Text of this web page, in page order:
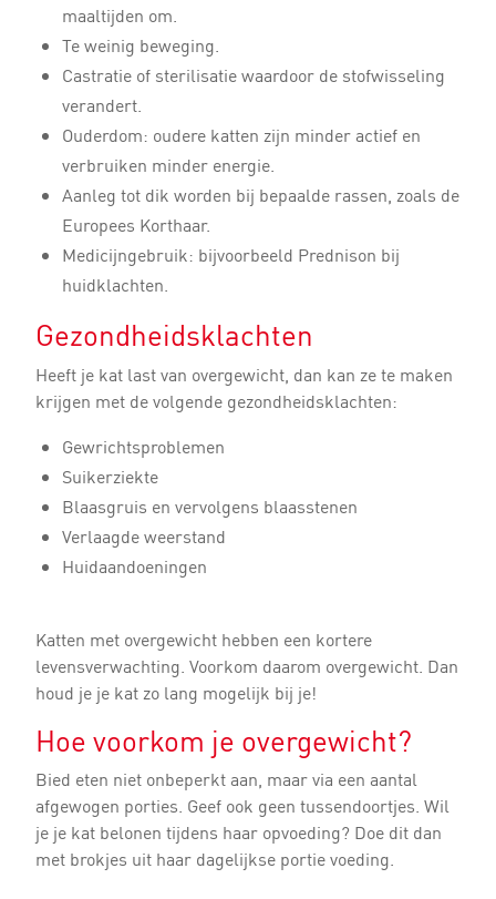
maaltijden om.
Te weinig beweging.
Castratie of sterilisatie waardoor de stofwisseling
verandert.
Ouderdom: oudere katten zijn minder actief en
verbruiken minder energie.
Aanleg tot dik worden bij bepaalde rassen, zoals de
Europees Korthaar.
Medicijngebruik: bijvoorbeeld Prednison bij
huidklachten.
Gezondheidsklachten
Heeft je kat last van overgewicht, dan kan ze te maken
krijgen met de volgende gezondheidsklachten:
Gewrichtsproblemen
Suikerziekte
Blaasgruis en vervolgens blaasstenen
Verlaagde weerstand
Huidaandoeningen
Katten met overgewicht hebben een kortere
levensverwachting. Voorkom daarom overgewicht. Dan
houd je je kat zo lang mogelijk bij je!
Hoe voorkom je overgewicht?
Bied eten niet onbeperkt aan, maar via een aantal
afgewogen porties. Geef ook geen tussendoortjes. Wil
je je kat belonen tijdens haar opvoeding? Doe dit dan
met brokjes uit haar dagelijkse portie voeding.